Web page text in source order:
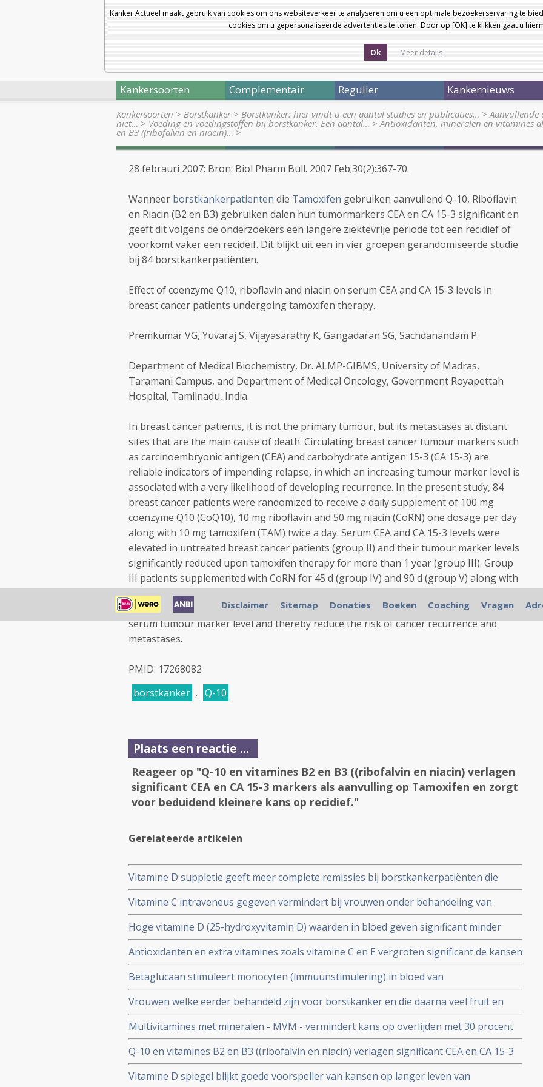
Kanker Actueel maakt gebruik van cookies om ons websiteverkeer te analyseren om u een optimale bezoekerservaring te
cookies om u gepersonaliseerde advertenties te tonen. Door op [OK] te klikken gaat u
Ok Meer details
Kankersoorten Complementair Regulier Kankernieuws
Kankersoorten > Borstkanker> Borstkanker: hier vindt u een aantal studies en publicaties… >Aanvullende
niet… > Voeding en voedingstoffen bij borstkanker. Een aantal… >Antioxidanten, mineralen en vitamines
en B3 ((ribofalvin en niacin)… >
28 febrauri 2007: Bron: Biol Pharm Bull. 2007 Feb;30(2):367-70.
Wanneer borstkankerpatienten die Tamoxifen gebruiken aanvullend Q-10, Riboflavin
en Riacin (B2 en B3) gebruiken dalen hun tumormarkers CEA en CA 15-3 significant en
geeft dit volgens de onderzoekers een langere ziektevrije periode tot een recidief of
voorkomt vaker een recideif. Dit blijkt uit een in vier groepen gerandomiseerde studie
bij 84 borstkankerpatiënten.
Effect of coenzyme Q10, riboflavin and niacin on serum CEA and CA 15-3 levels in
breast cancer patients undergoing tamoxifen therapy.
Premkumar VG, Yuvaraj S, Vijayasarathy K, Gangadaran SG, Sachdanandam P.
Department of Medical Biochemistry, Dr. ALMP-GIBMS, University of Madras,
Taramani Campus, and Department of Medical Oncology, Government Royapettah
Hospital, Tamilnadu, India.
In breast cancer patients, it is not the primary tumour, but its metastases at distant
sites that are the main cause of death. Circulating breast cancer tumour markers such
as carcinoembryonic antigen (CEA) and carbohydrate antigen 15-3 (CA 15-3) are
reliable indicators of impending relapse, in which an increasing tumour marker level is
associated with a very likelihood of developing recurrence. In the present study, 84
breast cancer patients were randomized to receive a daily supplement of 100 mg
coenzyme Q10 (CoQ10), 10 mg riboflavin and 50 mg niacin (CoRN) one dosage per day
along with 10 mg tamoxifen (TAM) twice a day. Serum CEA and CA 15-3 levels were
elevated in untreated breast cancer patients (group II) and their tumour marker levels
significantly reduced upon tamoxifen therapy for more than 1 year (group III). Group
III patients supplemented with CoRN for 45 d (group IV) and 90 d (group V) along with
tamoxifen significantly reduced CEA and CA 15-3 levels. This study suggests
supplementing CoRN to breast cancer patients along with tamoxifen reduces the
serum tumour marker level and thereby reduce the risk of cancer recurrence and
metastases.
PMID: 17268082
borstkanker , Q-10
Plaats een reactie ...
Reageer op "Q-10 en vitamines B2 en B3 ((ribofalvin en niacin) verlagen
significant CEA en CA 15-3 markers als aanvulling op Tamoxifen en zorgt
voor beduidend kleinere kans op recidief."
Gerelateerde artikelen
Vitamine D suppletie geeft meer complete remissies bij borstkankerpatiënten die
vooraf aan operatie chemotherapie ondergaan in vergelijking met geen vitamine D
suppletie
Vitamine C intraveneus gegeven vermindert bij vrouwen onder behandeling van
borstkanker misselijkheid, vermoeidheid, eetlustverlies en pijn.
Hoge vitamine D (25-hydroxyvitamin D) waarden in bloed geven significant minder
risico - 44 procent - op overlijden aan borstkanker dan bij lage vitamine D. waarden op
moment van diagnose
Antioxidanten en extra vitamines zoals vitamine C en E vergroten significant de kansen
op overleven en geeft significant minder recidieven voor borstkankerpatienten met
invasieve borstkanker. Ook naast chemo blijft positieve effect hetzelfde
Betaglucaan stimuleert monocyten (immuunstimulering) in bloed van
borstkankerpatienten blijkt uit een kleine studie met 23 borstkankerpatiënten.
Vrouwen welke eerder behandeld zijn voor borstkanker en die daarna veel fruit en
groenten gaan gebruiken hebben significant minder risico op het krijgen van een
recidief of duurt significant langere tijd voor een recidief optreedt
Multivitamines met mineralen - MVM - vermindert kans op overlijden met 30 procent
voor oudere vrouwen met borstkanker copy 1
Q-10 en vitamines B2 en B3 ((ribofalvin en niacin) verlagen significant CEA en CA 15-3
markers als aanvulling op Tamoxifen en zorgt voor beduidend kleinere kans op
recidief.
Vitamine D spiegel blijkt goede voorspeller van kansen op langer leven van
Disclaimer Sitemap Donaties Boeken Coaching Vragen